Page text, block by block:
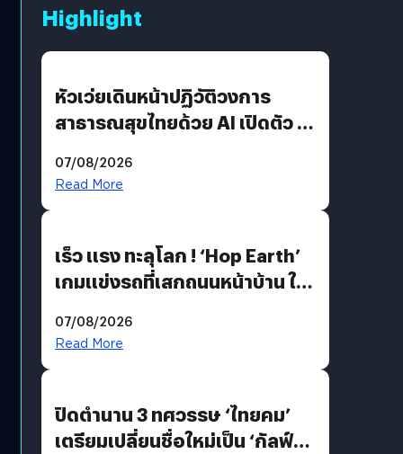
Highlight
หัวเว่ยเดินหน้าปฏิวัติวงการ
สาธารณสุขไทยด้วย AI เปิดตัว 4
AI เพื่อการแพทย์ในประเทศไทย
07/08/2026
Read More
เร็ว แรง ทะลุโลก ! ‘Hop Earth’
เกมแข่งรถที่เสกถนนหน้าบ้าน ให้
07/08/2026
Read More
ปิดตำนาน 3 ทศวรรษ ‘ไทยคม’
เตรียมเปลี่ยนชื่อใหม่เป็น ‘กัลฟ์